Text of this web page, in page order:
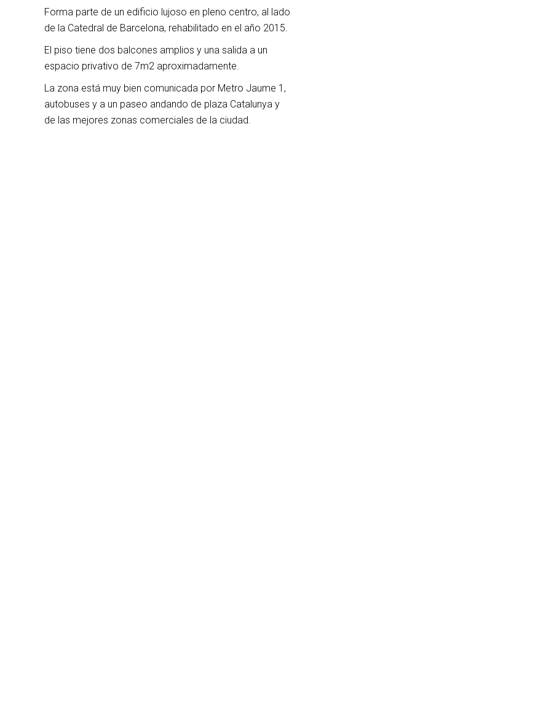
Forma parte de un edificio lujoso en pleno centro, al lado
de la Catedral de Barcelona, rehabilitado en el año 2015.
El piso tiene dos balcones amplios y una salida a un
espacio privativo de 7m2 aproximadamente.
La zona está muy bien comunicada por Metro Jaume 1,
autobuses y a un paseo andando de plaza Catalunya y
de las mejores zonas comerciales de la ciudad.